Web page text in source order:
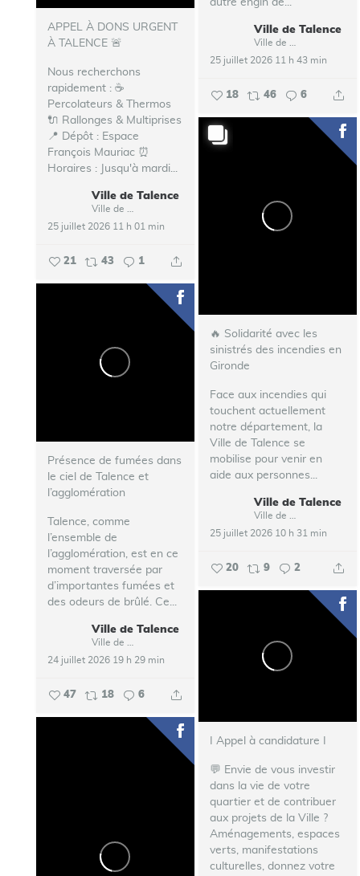
Ville de Talence
25 juillet 2026 11 h 43 min
18 46 6
APPEL À DONS URGENT
À TALENCE 🚨
Nous recherchons
rapidement : ☕
Percolateurs & Thermos
🔌 Rallonges & Multiprises
📍 Dépôt : Espace
François Mauriac ⏰
Horaires : Jusqu'à mardi...
Ville de Talence
25 juillet 2026 11 h 01 min
21 43 1
🔥 Solidarité avec les
sinistrés des incendies en
Gironde
Face aux incendies qui
touchent actuellement
notre département, la
Ville de Talence se
mobilise pour venir en
aide aux personnes...
Ville de Talence
25 juillet 2026 10 h 31 min
20 9 2
Présence de fumées dans
le ciel de Talence et
l’agglomération
Talence, comme
l’ensemble de
l’agglomération, est en ce
moment traversée par
d’importantes fumées et
des odeurs de brûlé.
Ce...
Ville de Talence
24 juillet 2026 19 h 29 min
47 18 6
I Appel à candidature I
💬 Envie de vous investir
dans la vie de votre
quartier et de contribuer
aux projets de la Ville ?
Aménagements, espaces
verts, manifestations
culturelles, donnez votre